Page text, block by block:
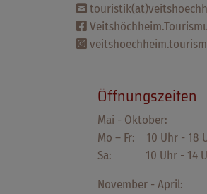
Öffnungszeiten
Mai - Oktober:
Mo – Fr: 10 Uhr - 18
Sa: 10 Uhr - 14
November - April: